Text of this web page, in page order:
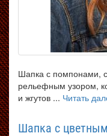
Шапка с помпонами,
рельефным узором,
и жгутов ... Читать
Шапка с